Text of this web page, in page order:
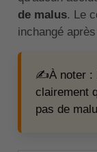
de malus. Le
inchangé
✍️À noter :
clairement
pas de